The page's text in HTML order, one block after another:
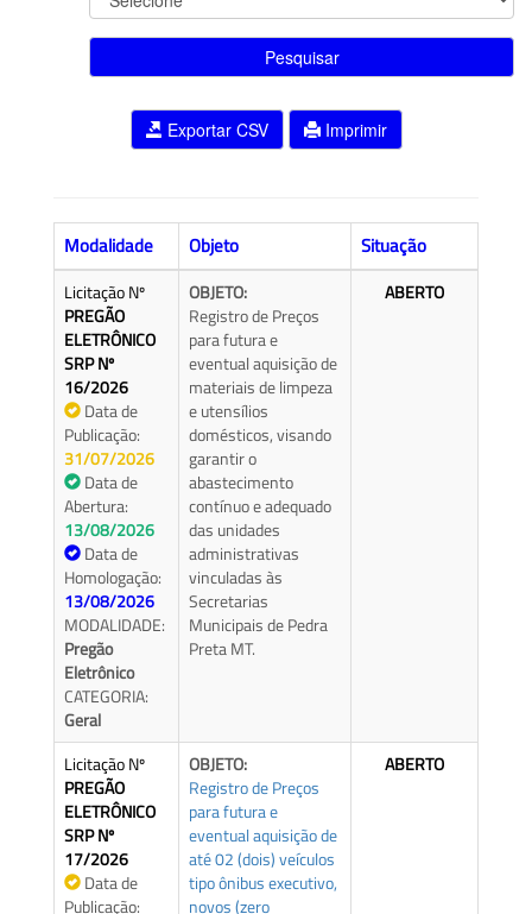
Pesquisar
Exportar CSV Imprimir
Modalidade Objeto Situação
Licitação Nº
PREGÃO
ELETRÔNICO
SRP Nº
16/2026
Data de
Publicação:
31/07/2026
Data de
Abertura:
13/08/2026
Data de
Homologação:
13/08/2026
MODALIDADE:
Pregão
Eletrônico
CATEGORIA:
Geral
OBJETO:
Registro de Preços
para futura e
eventual aquisição de
materiais de limpeza
e utensílios
domésticos, visando
garantir o
abastecimento
contínuo e adequado
das unidades
administrativas
vinculadas às
Secretarias
Municipais de Pedra
Preta MT.
ABERTO
Licitação Nº
PREGÃO
ELETRÔNICO
SRP Nº
17/2026
Data de
Publicação:
OBJETO:
Registro de Preços
para futura e
eventual aquisição de
até 02 (dois) veículos
tipo ônibus executivo,
novos (zero
ABERTO